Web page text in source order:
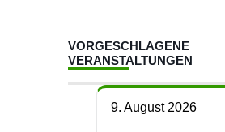
VORGESCHLAGENE
VERANSTALTUNGEN
9. August 2026